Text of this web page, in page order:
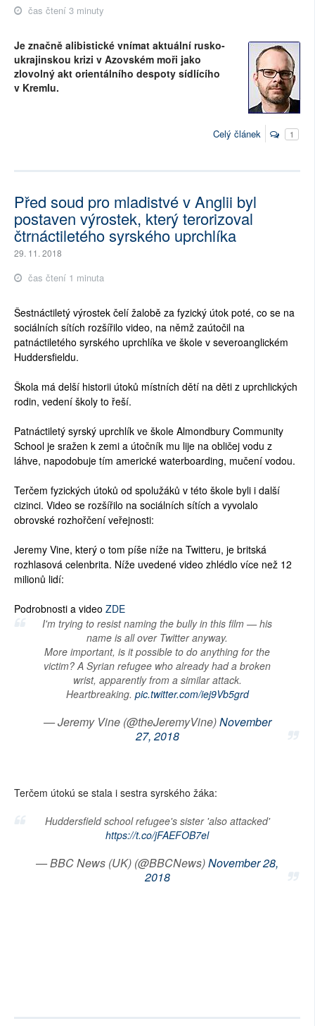
čas čtení 3 minuty
Je značně alibistické vnímat aktuální rusko-
ukrajinskou krizi v Azovském moři jako
zlovolný akt orientálního despoty sídlícího
v Kremlu.
Celý článek 1
Před soud pro mladistvé v Anglii byl
postaven výrostek, který terorizoval
čtrnáctiletého syrského uprchlíka
29. 11. 2018
čas čtení 1 minuta
Šestnáctiletý výrostek čelí žalobě za fyzický útok poté, co se na
sociálních sítích rozšířilo video, na němž zaútočil na
patnáctiletého syrského uprchlíka ve škole v severoanglickém
Huddersfieldu.
Škola má delší historii útoků místních dětí na děti z uprchlických
rodin, vedení školy to řeší.
Patnáctiletý syrský uprchlík ve škole Almondbury Community
School je sražen k zemi a útočník mu lije na obličej vodu z
láhve, napodobuje tím americké waterboarding, mučení vodou.
Terčem fyzických útoků od spolužáků v této škole byli i další
cizinci. Video se rozšířilo na sociálních sítích a vyvolalo
obrovské rozhořčení veřejnosti:
Jeremy Vine, který o tom píše níže na Twitteru, je britská
rozhlasová celenbrita. Níže uvedené video zhlédlo více než 12
milionů lidí:
Podrobnosti a video ZDE
I'm trying to resist naming the bully in this film — his
name is all over Twitter anyway.
More important, is it possible to do anything for the
victim? A Syrian refugee who already had a broken
wrist, apparently from a similar attack.
Heartbreaking. pic.twitter.com/iej9Vb5grd
— Jeremy Vine (@theJeremyVine)November
27, 2018
Terčem útokú se stala i sestra syrského žáka:
Huddersfield school refugee's sister 'also attacked'
https://t.co/jFAEFOB7el
— BBC News (UK) (@BBCNews)November 28,
2018